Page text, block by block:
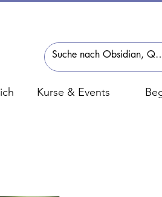
Kurse & Events